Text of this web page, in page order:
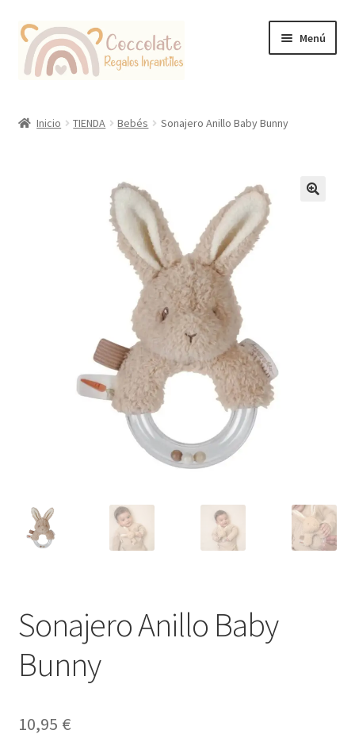
Ir
la
Ir
contenido
Menú
Inicio TIENDA Bebés Sonajero Anillo Baby Bunny
Sonajero Anillo Baby
Bunny
10,95 €